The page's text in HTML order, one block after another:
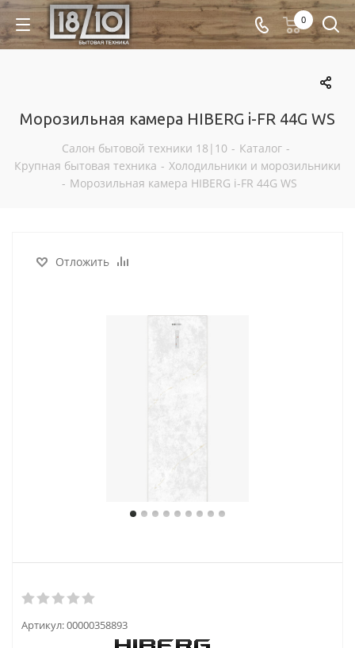
0
Морозильная камера HIBERG i-FR 44G WS
Салон бытовой техники 18|10 - Каталог -
Крупная бытовая техника - Холодильники и морозильники
- Морозильная камера HIBERG i-FR 44G WS
Отложить
Артикул:00000358893